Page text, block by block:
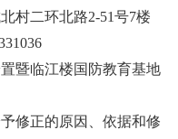
村二环北路2-51号7楼
暨临江楼国防教育基地
修正的原因、依据和修